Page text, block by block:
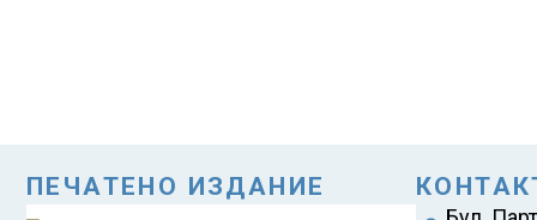
ПЕЧАТЕНО ИЗДАНИЕ